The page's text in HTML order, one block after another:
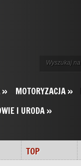
» MOTORYZACJA »
I URODA»
TOP